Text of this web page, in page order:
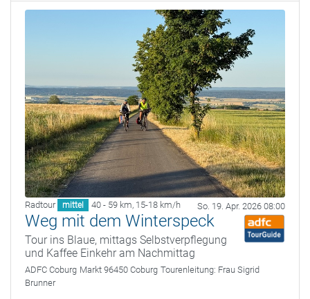
Radtour mittel 40 - 59 km, 15-18 km/h So. 19. Apr. 2026 08:00
Weg mit dem Winterspeck
Tour ins Blaue, mittags Selbstverpflegung
und Kaffee Einkehr am Nachmittag
ADFC Coburg Markt 96450 Coburg Tourenleitung: Frau Sigrid
Brunner